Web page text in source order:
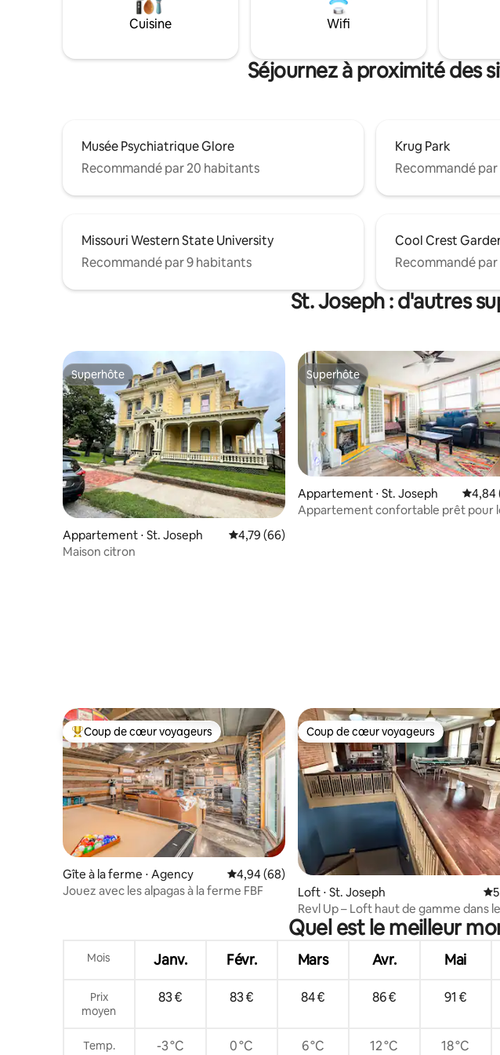
si vous avez simplement besoin d'un lieu
de retraite pour couples, ce lieu
sur le coucher du soleil ! Une cuisine
complète vous attend ! Un grand
Cuisine Wifi
Séjournez à proximité des
Musée Psychiatrique Glore
Recommandé par 20 habitants
Krug Park
Recommandé
Missouri Western State University
Recommandé par 9 habitants
Cool Crest
Recommandé
St. Joseph : d'autres
Superhôte
Superhôte
Appartement ⋅ St. Joseph Évaluation moyenne sur la base de 66
4,79 (66)
Maison citron
Superhôte
Superhôte
Appartement ⋅ St. Joseph
4,84
Appartement confortable prêt pour
Coups de cœur voyageurs les plus appréciés
Coup de cœur voyageurs
Gîte à la ferme ⋅ Agency Évaluation moyenne sur la base de 68
4,94 (68)
Jouez avec les alpagas à la ferme FBF
Coup de cœur voyageurs
Coup de cœur voyageurs
Loft ⋅ St. Joseph
Revl Up – Loft haut de gamme dans le
centre-ville de St. Joe
Quel est le meilleur
Mois Janv. Févr. Mars Avr. Mai
Prix
moyen
83 € 83 € 84 € 86 € 91 €
Temp.
-3 °C 0 °C 6 °C 12 °C 18 °C